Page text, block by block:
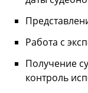
Работа с
Получение
контроль